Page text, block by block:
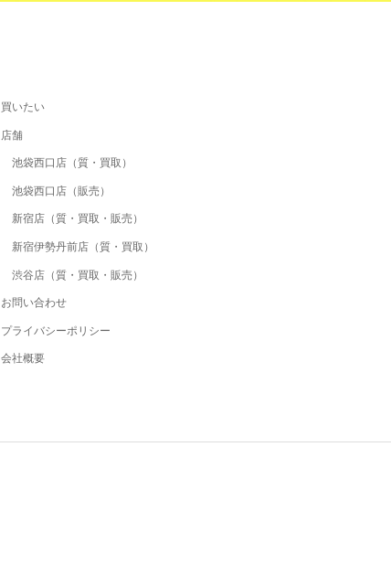
買いたい
店舗
池袋西口店（質・買取）
池袋西口店（販売）
新宿店（質・買取・販売）
新宿伊勢丹前店（質・買取）
渋谷店（質・買取・販売）
お問い合わせ
プライバシーポリシー
会社概要